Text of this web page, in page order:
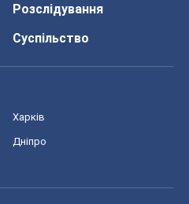
Розслідування
Суспільство
Харків
Дніпро